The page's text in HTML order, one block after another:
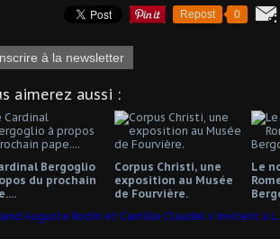
Repost 0
à la newsletter
aimerez aussi :
Bergoglio
du prochain
Corpus Christi, une
exposition au Musée
de Fourvière.
Le
Quand